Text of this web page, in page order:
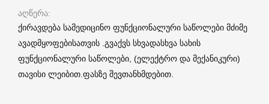
აღწერა
ქირავდება სამედიცინო ფუნქციონალური საწოლები მძიმე
ავადმყოფებისათვის .გვაქვს სხვადასხვა სახის
ფუნქციონალური საწოლები, (ელექტრო და მექანიკური)
თავისი ლეიბით.ფასზე შევთანხმდებით.